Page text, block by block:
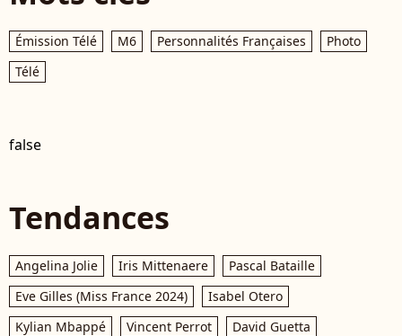
Émission Télé M6 Personnalités Françaises
Photo
Télé
false
Tendances
Angelina Jolie Iris Mittenaere
Pascal Bataille
Eve Gilles (Miss France 2024)
Isabel Otero
Kylian Mbappé
Vincent Perrot David Guetta